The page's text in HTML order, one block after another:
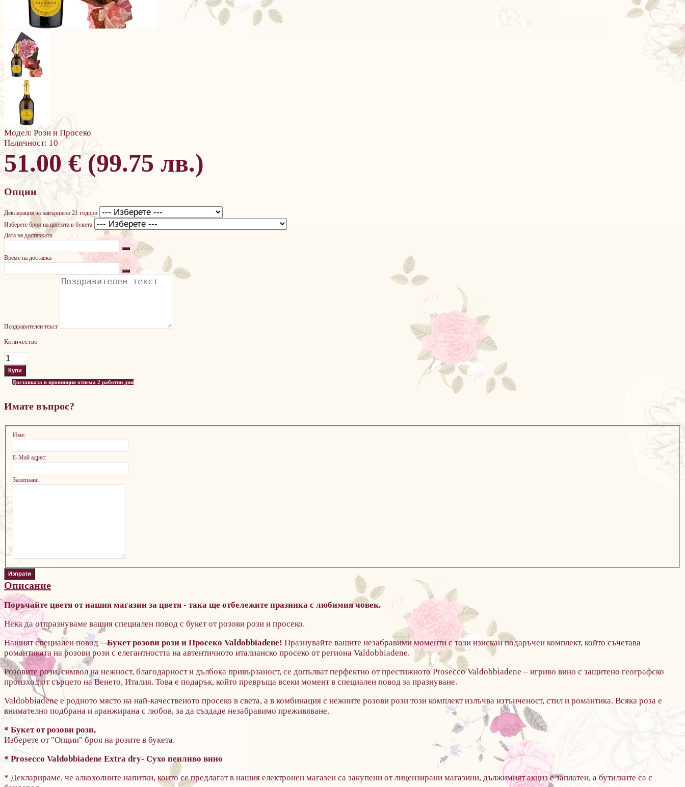
Модел: Рози и Просеко
Наличност: 10
51.00 € (99.75 лв.)
Опции
Декларация за навършени 21 години
Изберете броя на цветята в букета
Дата на доставката
Време на доставка
Поздравителен текст
Количество
Доставката в провинция отнема 2 работни дни
Имате въпрос?
Име:
E-Mail адрес:
Запитване:
Описание
Поръчайте цветя от нашия магазин за цветя - така ще отбележите празника с любимия човек.
Нека да отпразнуваме вашия специален повод с букет от розови рози и просеко.
Нашият специален повод –Букет розови рози и Просеко Valdobbiadene! Празнувайте вашите незабравими моменти с този изискан подаръчен комплект, който съчетава
романтиката на розови рози с елегантността на автентичното италианско просеко от региона Valdobbiadene.
Розовите рози, символ на нежност, благодарност и дълбока привързаност, се допълват перфектно от престижното Prosecco Valdobbiadene – игриво вино с защитено географско
произход от сърцето на Венето, Италия. Това е подарък, който превръща всеки момент в специален повод за празнуване.
Valdobbiadene е родното място на най-качественото просеко в света, а в комбинация с нежните розови рози този комплект излъчва изтънченост, стил и романтика. Всяка роза е
внимателно подбрана и аранжирана с любов, за да създаде незабравимо преживяване.
* Букет от розови рози,
Изберете от "Опции" броя на розите в букета.
* Prosecco Valdobbiadene Extra dry- Сухо пенливо вино
* Декларираме, че алкохолните напитки, които се предлагат в нашия електронен магазен са закупени от лицензирани магазини, дължимият акциз е заплатен, а бутилките са с